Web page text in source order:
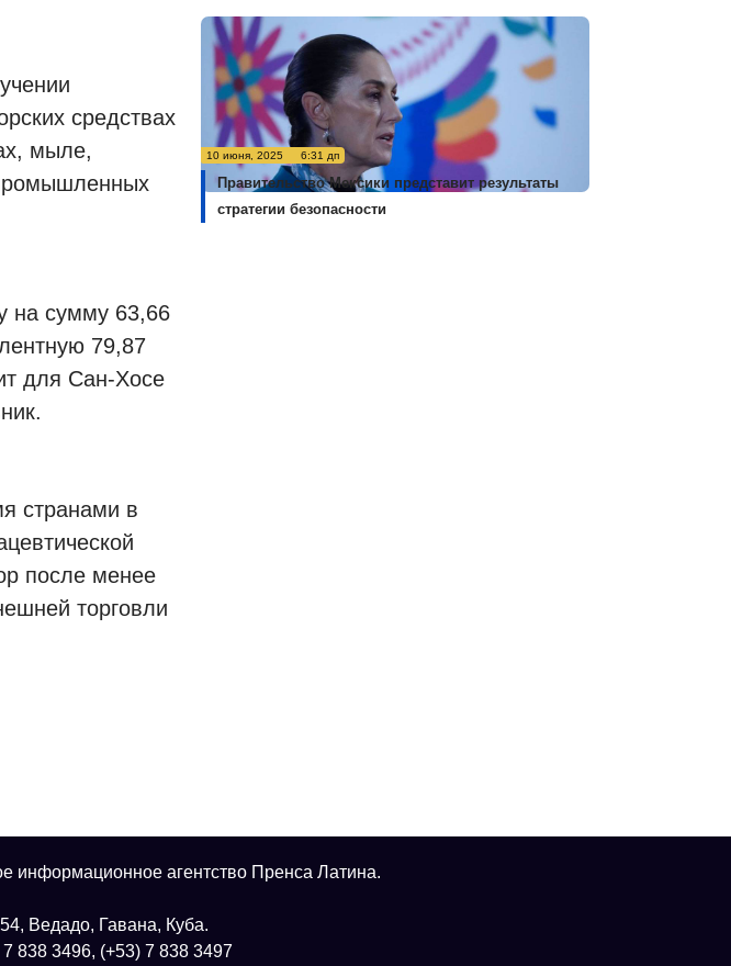
средствах
мыле,
на сумму 63,66
79,87
для Сан-Хосе
странами в
после менее
торговли
10 июня, 2025 6:31 дп
Правительство Мексики представит результаты
стратегии безопасности
информационное агентство Пренса Латина.
Ведадо, Гавана, Куба.
838 3496, (+53) 7 838 3497